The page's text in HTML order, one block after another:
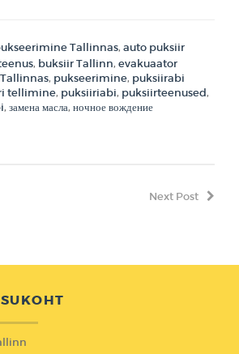
Tallinnas, auto puksiir
, buksiir Tallinn, evakuaator
, pukseerimine, puksiirabi
tellimine, puksiiriabi, puksiirteenused,
, замена масла, ночное вождение
Next Post